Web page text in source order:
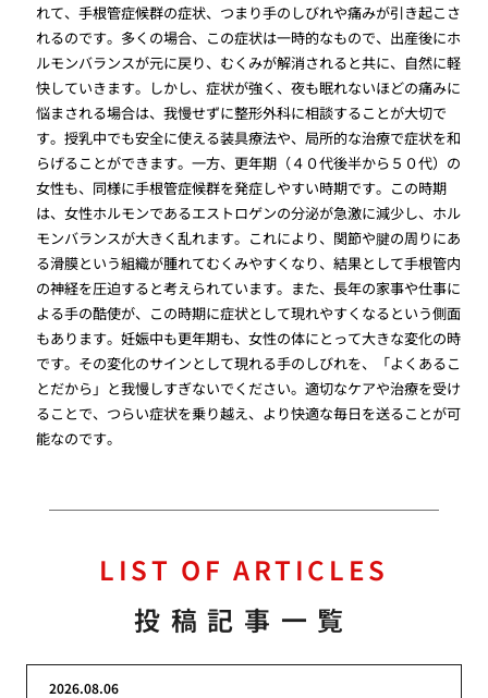
れて、手根管症候群の症状、つまり手のしびれや痛みが引き起こさ
れるのです。多くの場合、この症状は一時的なもので、出産後にホ
ルモンバランスが元に戻り、むくみが解消されると共に、自然に軽
快していきます。しかし、症状が強く、夜も眠れないほどの痛みに
悩まされる場合は、我慢せずに整形外科に相談することが大切で
す。授乳中でも安全に使える装具療法や、局所的な治療で症状を和
らげることができます。一方、更年期（４０代後半から５０代）の
女性も、同様に手根管症候群を発症しやすい時期です。この時期
は、女性ホルモンであるエストロゲンの分泌が急激に減少し、ホル
モンバランスが大きく乱れます。これにより、関節や腱の周りにあ
る滑膜という組織が腫れてむくみやすくなり、結果として手根管内
の神経を圧迫すると考えられています。また、長年の家事や仕事に
よる手の酷使が、この時期に症状として現れやすくなるという側面
もあります。妊娠中も更年期も、女性の体にとって大きな変化の時
です。その変化のサインとして現れる手のしびれを、「よくあるこ
とだから」と我慢しすぎないでください。適切なケアや治療を受け
ることで、つらい症状を乗り越え、より快適な毎日を送ることが可
能なのです。
LIST OF ARTICLES
投稿記事一覧
2026.08.06